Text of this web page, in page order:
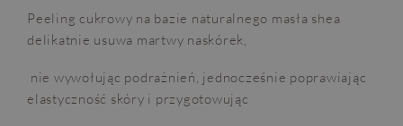
Peeling cukrowy na bazie naturalnego masła shea
delikatnie usuwa martwy naskórek,
nie wywołując podrażnień, jednocześnie poprawiając
elastyczność skóry i przygotowując